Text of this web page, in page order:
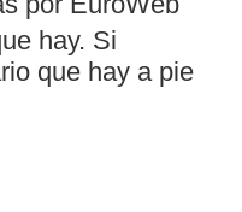
hay. Si
que hay a pie